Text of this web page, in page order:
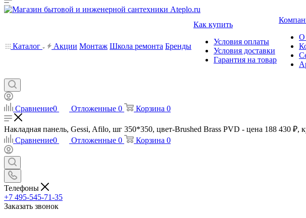
Каталог Акции Монтаж Школа ремонта Бренды
Как купить
Условия оплаты
Условия доставки
Гарантия на товар
О
Сравнение0 Отложенные 0 Корзина 0
Накладная панель, Gessi, Afilo, шг 350*350, цвет-Brushed Brass PVD - цена 188 430 ₽,
Сравнение0 Отложенные 0 Корзина 0
Телефоны
+7 495-545-71-35
Заказать звонок